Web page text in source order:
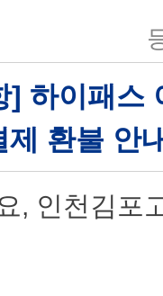
] 하이패스
제 환불 안
, 인천김포